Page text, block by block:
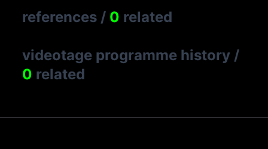
references / 0 related
videotage programme history /
0 related